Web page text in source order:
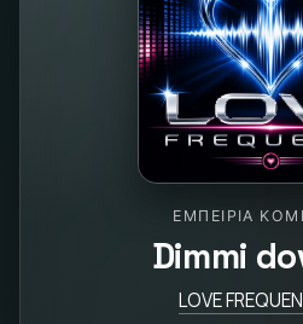
ΕΜΠΕΙΡΊΑ
Dimmi
LOVE